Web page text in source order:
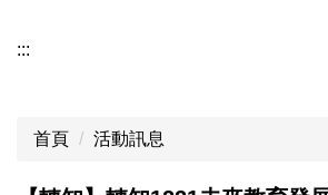
:::
首頁 活動訊息